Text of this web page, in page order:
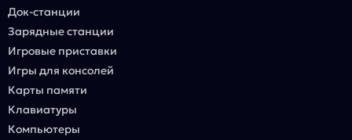
Док-станции
Зарядные станции
Игровые приставки
Игры для консолей
Карты памяти
Клавиатуры
Компьютеры